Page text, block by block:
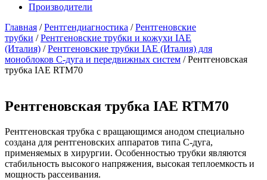
Производители
Главная /Рентгендиагностика /Рентгеновские
трубки /Рентгеновские трубки и кожухи IAE
(Италия) /Рентгеновские трубки IAE (Италия) для
моноблоков С-дуга и передвижных систем / Рентгеновская
трубка IAE RTM70
Рентгеновская трубка IAE RTM70
Рентгеновская трубка с вращающимся анодом специально
создана для рентгеновских аппаратов типа С-дуга,
применяемых в хирургии. Особенностью трубки являются
стабильность высокого напряжения, высокая теплоемкость и
мощность рассеивания.